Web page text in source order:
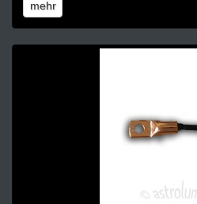
mehr